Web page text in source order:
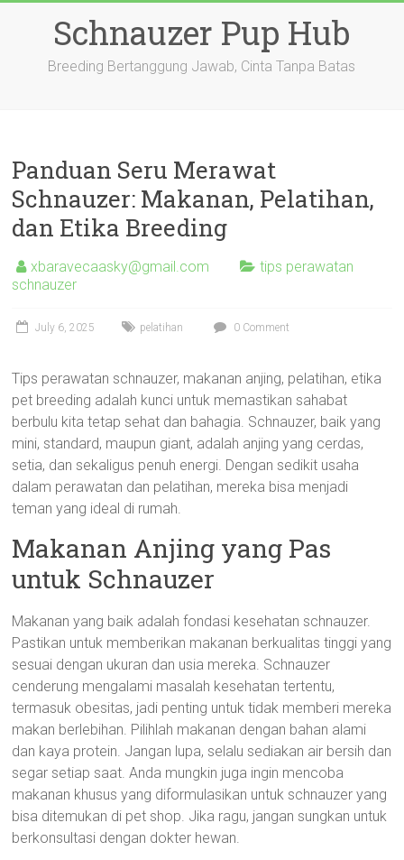
Schnauzer Pup Hub
Breeding Bertanggung Jawab, Cinta Tanpa Batas
Panduan Seru Merawat
Schnauzer: Makanan, Pelatihan,
dan Etika Breeding
xbaravecaasky@gmail.com
tips perawatan
schnauzer
July 6, 2025 pelatihan 0 Comment
Tips perawatan schnauzer, makanan anjing, pelatihan, etika
pet breeding adalah kunci untuk memastikan sahabat
berbulu kita tetap sehat dan bahagia. Schnauzer, baik yang
mini, standard, maupun giant, adalah anjing yang cerdas,
setia, dan sekaligus penuh energi. Dengan sedikit usaha
dalam perawatan dan pelatihan, mereka bisa menjadi
teman yang ideal di rumah.
Makanan Anjing yang Pas
untuk Schnauzer
Makanan yang baik adalah fondasi kesehatan schnauzer.
Pastikan untuk memberikan makanan berkualitas tinggi yang
sesuai dengan ukuran dan usia mereka. Schnauzer
cenderung mengalami masalah kesehatan tertentu,
termasuk obesitas, jadi penting untuk tidak memberi mereka
makan berlebihan. Pilihlah makanan dengan bahan alami
dan kaya protein. Jangan lupa, selalu sediakan air bersih dan
segar setiap saat. Anda mungkin juga ingin mencoba
makanan khusus yang diformulasikan untuk schnauzer yang
bisa ditemukan di pet shop. Jika ragu, jangan sungkan untuk
berkonsultasi dengan dokter hewan.